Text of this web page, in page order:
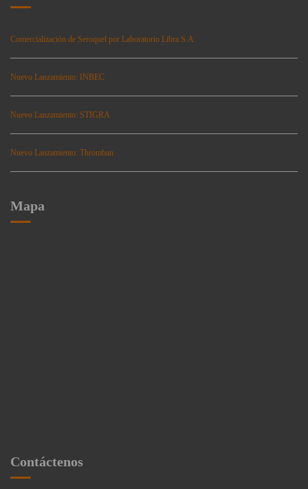
Comercialización de Seroquel por Laboratorio Libra S.A.
Nuevo Lanzamiento: INBEC
Nuevo Lanzamiento: STIGRA
Nuevo Lanzamiento: Thromban
Mapa
Contáctenos